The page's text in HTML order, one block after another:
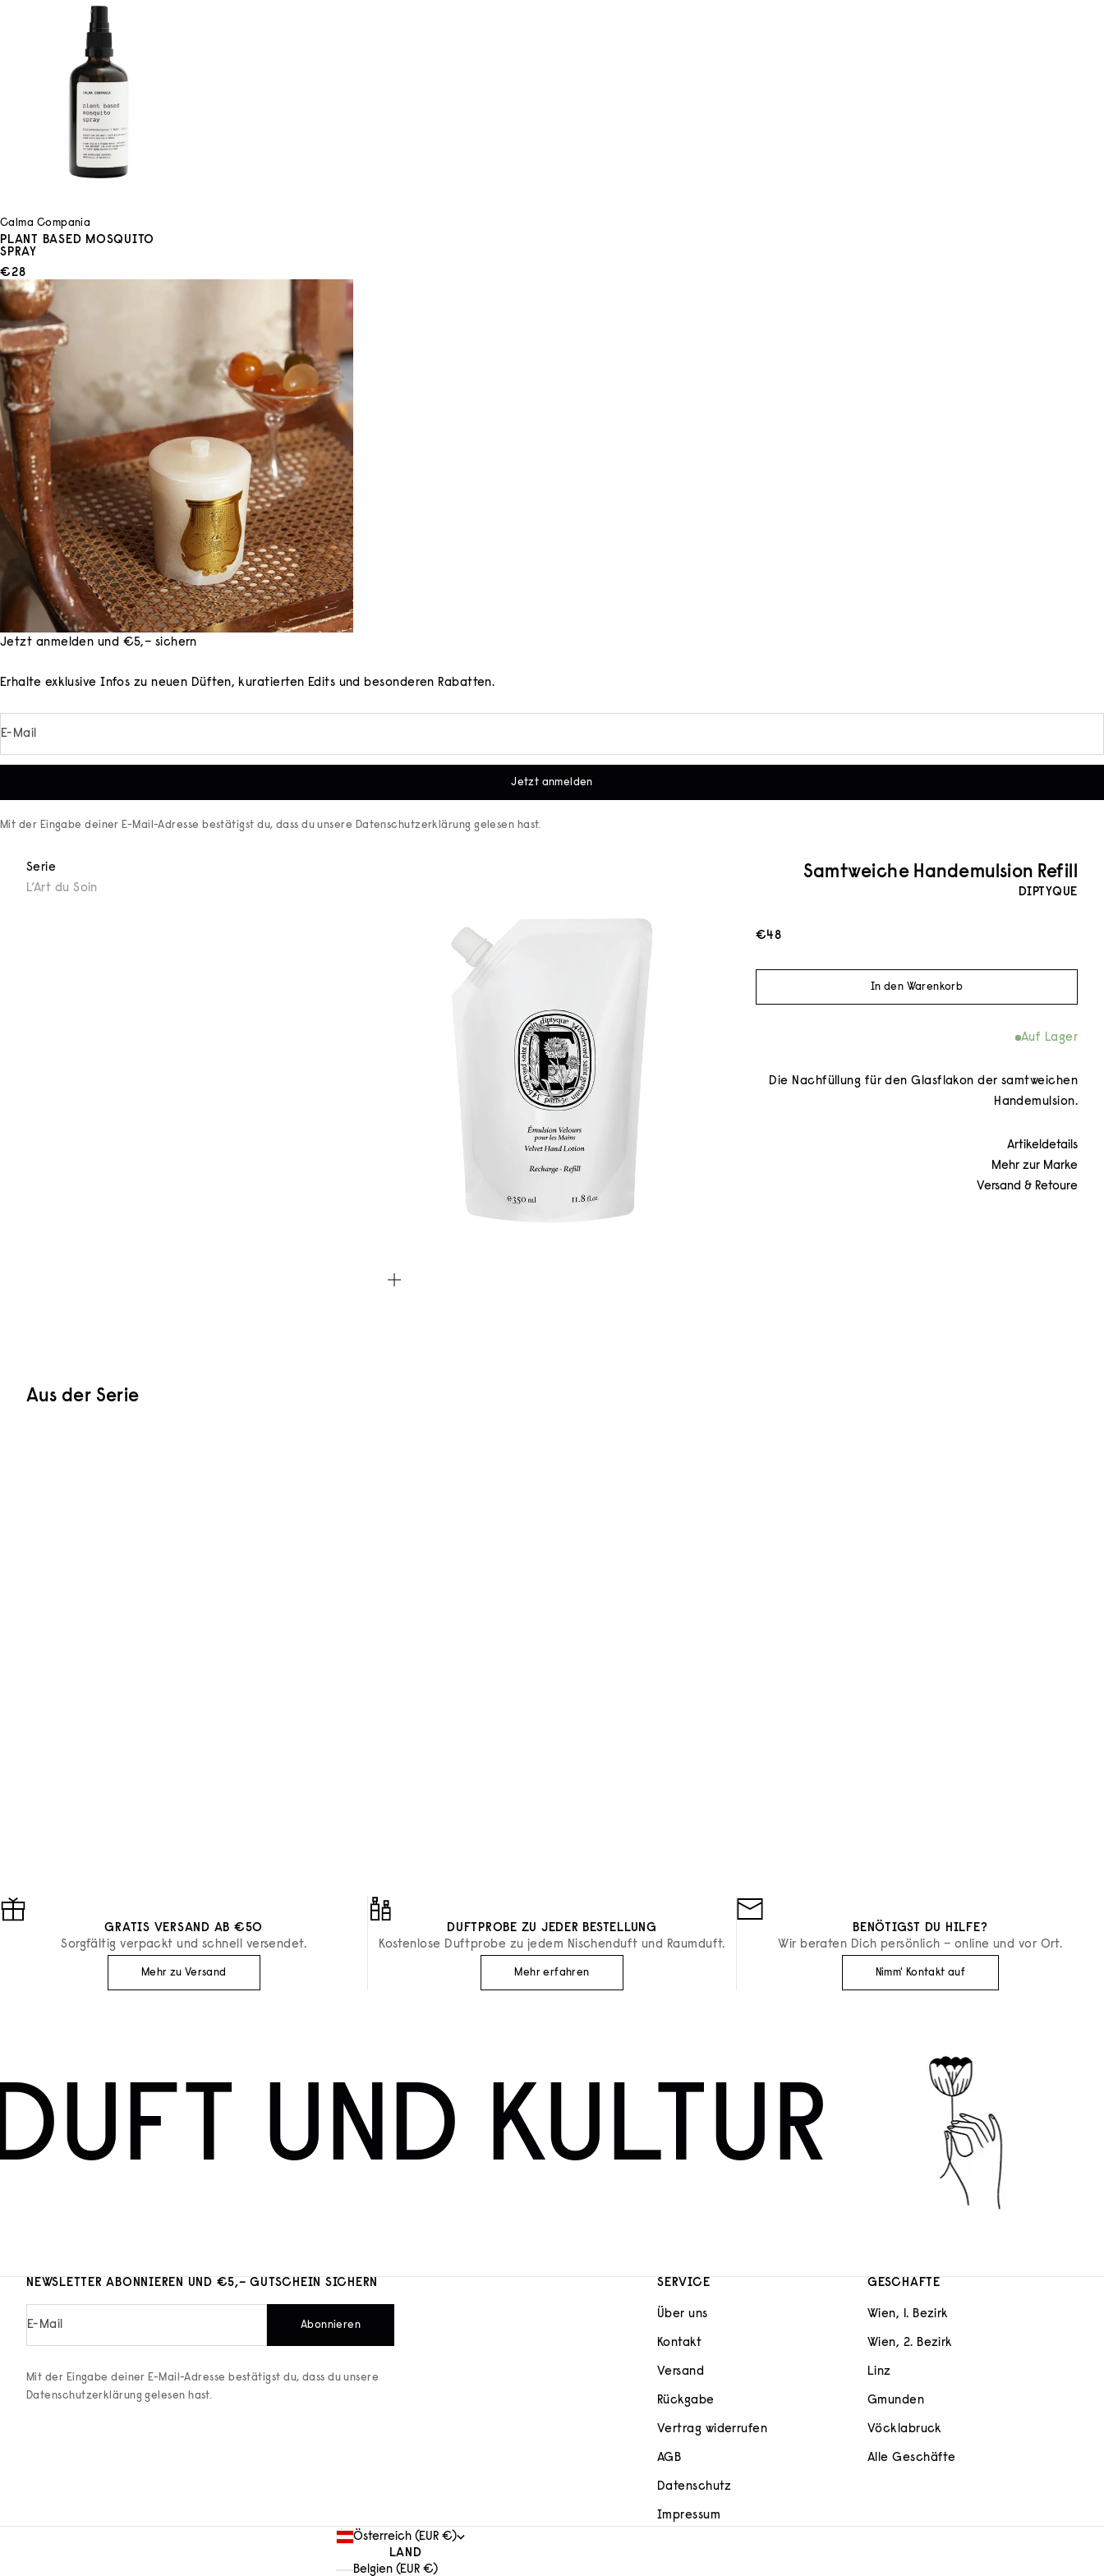
Calma Compania
PLANT BASED MOSQUITO
SPRAY
ANGEBOT
€28
Jetzt anmelden und €5,– sichern
Erhalte exklusive Infos zu neuen Düften, kuratierten Edits und besonderen Rabatten.
E-Mail
Jetzt anmelden
Mit der Eingabe deiner E-Mail-Adresse bestätigst du, dass du unsere Datenschutzerklärung gelesen hast.
Serie
L’Art du Soin
Samtweiche Handemulsion Refill
DIPTYQUE
Angebot
€48
In den Warenkorb
Auf Lager
Die Nachfüllung für den Glasflakon der samtweichen
Handemulsion.
Artikeldetails
Mehr zur Marke
Versand & Retoure
Aus der Serie
GRATIS VERSAND AB €50
Sorgfältig verpackt und schnell versendet.
Mehr zu Versand
DUFTPROBE ZU JEDER BESTELLUNG
Kostenlose Duftprobe zu jedem Nischenduft und Raumduft.
Mehr erfahren
BENÖTIGST DU HILFE?
Wir beraten Dich persönlich – online und vor Ort.
Nimm' Kontakt auf
UND KULTUR
NEWSLETTER ABONNIEREN UND €5,– GUTSCHEIN SICHERN
E-Mail Abonnieren
Mit der Eingabe deiner E-Mail-Adresse bestätigst du, dass du unsere
Datenschutzerklärung gelesen hast.
SERVICE
Über uns
Kontakt
Versand
Rückgabe
Vertrag widerrufen
AGB
Datenschutz
Impressum
GESCHÄFTE
Wien, 1. Bezirk
Wien, 2. Bezirk
Linz
Gmunden
Vöcklabruck
Alle Geschäfte
Österreich (EUR €)
LAND
Belgien (EUR €)